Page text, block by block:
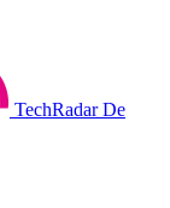
TechRadar De